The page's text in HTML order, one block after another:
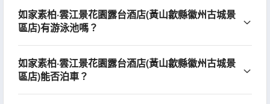
如家素柏·雲江景花園露台酒店(黃山歙縣徽州古城景
區店)有游泳池嗎？
如家素柏·雲江景花園露台酒店(黃山歙縣徽州古城景
區店)能否泊車？